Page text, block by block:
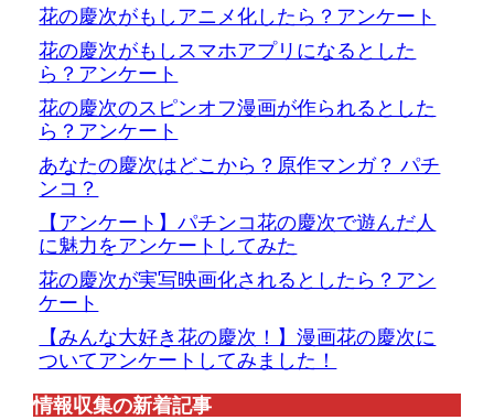
花の慶次がもしアニメ化したら？アンケート
花の慶次がもしスマホアプリになるとした
ら？アンケート
花の慶次のスピンオフ漫画が作られるとした
ら？アンケート
あなたの慶次はどこから？原作マンガ？ パチ
ンコ？
【アンケート】パチンコ花の慶次で遊んだ人
に魅力をアンケートしてみた
花の慶次が実写映画化されるとしたら？アン
ケート
【みんな大好き花の慶次！】漫画花の慶次に
ついてアンケートしてみました！
情報収集の新着記事